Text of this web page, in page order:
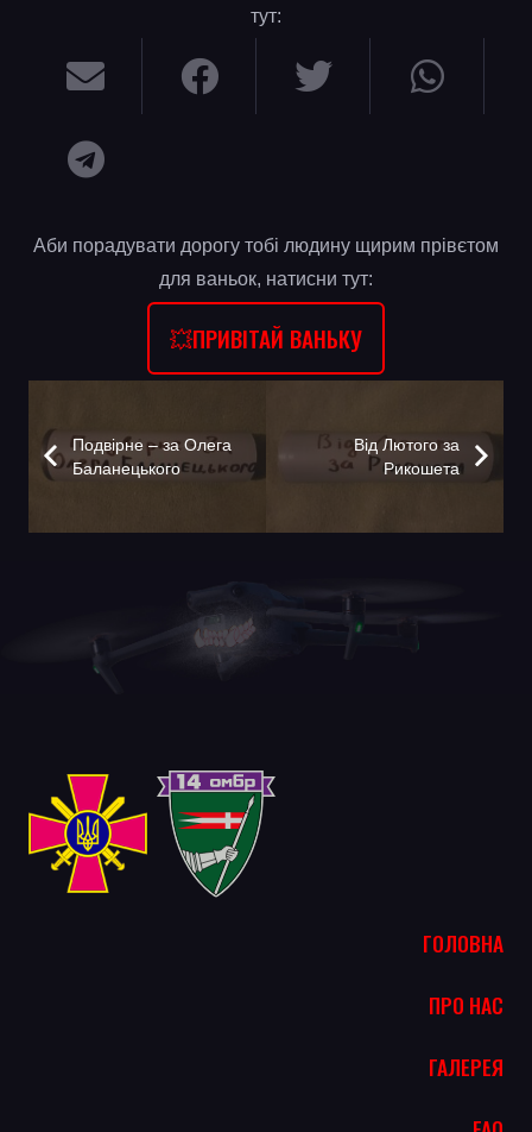
тут:
Аби порадувати дорогу тобі людину щирим прівєтом
для ваньок, натисни тут:
💥ПРИВІТАЙ ВАНЬКУ
Подвірне – за Олега
Баланецького
Від Лютого за
Рикошета
ГОЛОВНА
ПРО НАС
ГАЛЕРЕЯ